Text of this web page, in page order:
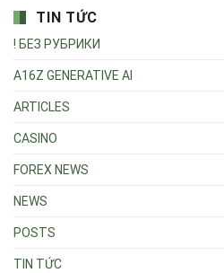
TIN TỨC
! БЕЗ РУБРИКИ
A16Z GENERATIVE AI
ARTICLES
CASINO
FOREX NEWS
NEWS
POSTS
TIN TỨC